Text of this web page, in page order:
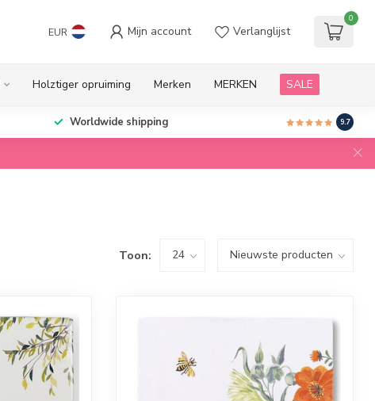
EUR Mijn account Verlanglijst
0
Holztiger opruiming Merken MERKEN SALE
Worldwide shipping 9.7
Toon: